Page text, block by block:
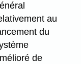
au
du
de